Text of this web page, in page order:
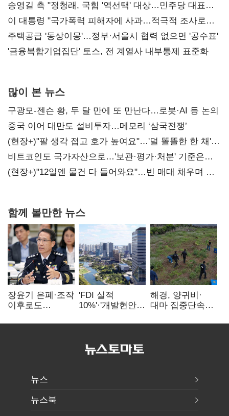
리모델링' 제안
송영길 측 "정청래, 국힘 '역선택' 대상…민주당 대표로
총선 지휘 못해"
이 대통령 "국가폭력 피해자에 사과…적극적 조사로
진실 밝혀야"
주택공급 '동상이몽'…정부·서울시 협력 없으면 '공수표'
'금융복합기업집단' 토스, 전 계열사 내부통제 표준화
많이 본 뉴스
구광모-젠슨 황, 두 달 만에 또 만난다…로봇·AI 등 논의
중국 이어 대만도 설비투자…메모리 ‘삼국전쟁’
(현장+)"팔 생각 접고 호가 높여요"…'덜 똘똘한 한 채'
20억 키맞추기
비트코인도 국가자산으로…'보관·평가·처분' 기준은
숙제
(현장+)"12일엔 물건 다 들어와요"…빈 매대 채우며 문
함께 볼만한 뉴스
장윤기 은폐·조작
이후로도
내부비위…경찰
'FDI 실적
10%'·'개발현안
인천경제청장
해경, 양귀비·
대마 집중단속…
249명 검거
뉴스
뉴스북